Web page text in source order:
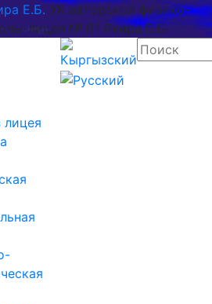
Е.Б. УК авторской физико-
лицея № 61 Якира Е.Б.
лицея